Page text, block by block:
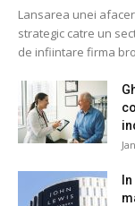
Lansarea unei
strategic catre un
de infiintare firma